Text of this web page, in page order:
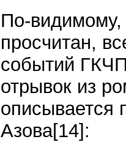
По-
просчитан,
событий
отрывок из
описывается
Азова[14]: